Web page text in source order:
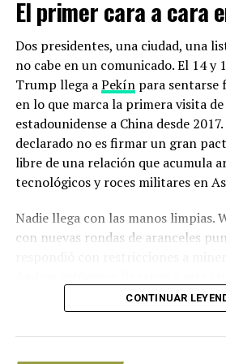
El presidente Iván Duque aseguró
Ambición Climática, realizada en
pasado mes de diciembre, que,
una meta, y es que de cara al año
emisiones de gases efecto
respecto al año de referencia que
Además se refirió al objetivo de
árboles, la importancia de crear
avanzar en el Pacto de Leticia y en
páramos.
Según el mandatario colombiano,
mundo que, a pesar de representar
emisiones de gases efecto
El primer cara a cara
Dos presidentes, una ciudad, una
no cabe en un comunicado. El 14 y
Trump llega aPekínpara sentarse
en lo que marca la primera visita
estadounidense a China desde
declarado no es firmar un gran
libre de una relación que acumula
tecnológicos y roces militares en
Nadie llega con las manos limpias.
con nuevas rondas de aranceles
equipos diplomáticos exhaustos y
CONTINUAR